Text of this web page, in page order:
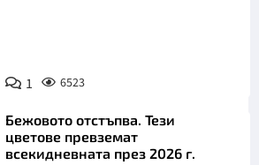
1 6523
Бежовото отстъпва. Тези
цветове превземат
всекидневната през 2026 г.